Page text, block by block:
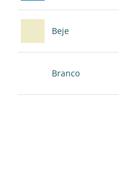
Beje
Branco